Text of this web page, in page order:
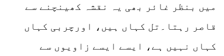
میں بنظر غائر بھی یہ نقشہ کھینچنے سے
قاصر رہتا۔تل کہاں ہیں، اورچربی کہاں
کہاں نہیں ہے، ایسے ایسے زاویوں سے